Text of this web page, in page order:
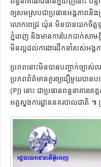
ឲ្យ​សម​ស្រប​ជា​ប្រធាន​អង្គភាព​និង
លោកពេជ្រ យ៉ុន ​មិន​បានយកចិត្តទុ
ភ្នំពេញ និង​មានការ​បែកបាក់​សាម
មិនល្អ​ដល់​ការងារ​ដឹកនាំ​របស់​អង្គភ
ប្រភពនោះមិនបានបញ្ជាក់ច្បាស់
ប្រភព​ព័ត៌មានគួរឲ្យជឿមួយ​បាន​បង្
(PJ) នោះ ​ជា​ប្រធាន​ពន្ធនាគា
អគ្គស្នង​ការដ្ឋាន​នគរបាលជាតិ ៕ ប្